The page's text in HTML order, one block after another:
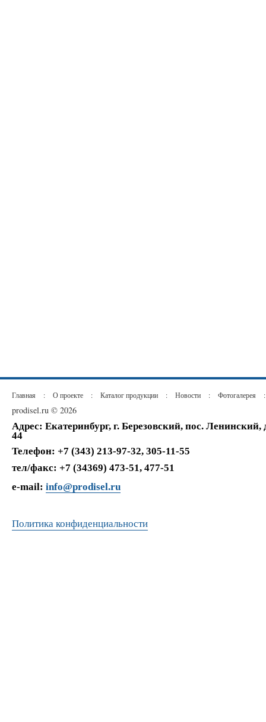
Главная : О проекте : Каталог продукции : Новости : Фотогалерея :
prodisel.ru © 2026
Адрес: Екатеринбург, г. Березовский, пос. Ленинский,
44
Телефон: +7 (343) 213-97-32, 305-11-55
тел/факс: +7 (34369) 473-51, 477-51
e-mail: info@prodisel.ru
Политика конфиденциальности